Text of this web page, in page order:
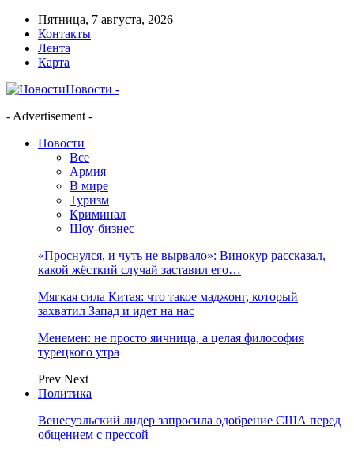
Пятница, 7 августа, 2026
Контакты
Лента
Карта
Новости -
- Advertisement -
Новости
Все
Армия
В мире
Туризм
Криминал
Шоу-бизнес
«Проснулся, и чуть не вырвало»: Винокур рассказал,
какой жёсткий случай заставил его…
Мягкая сила Китая: что такое маджонг, который
захватил Запад и идет на нас
Менемен: не просто яичница, а целая философия
турецкого утра
Prev Next
Политика
Венесуэльский лидер запросила одобрение США перед
общением с прессой